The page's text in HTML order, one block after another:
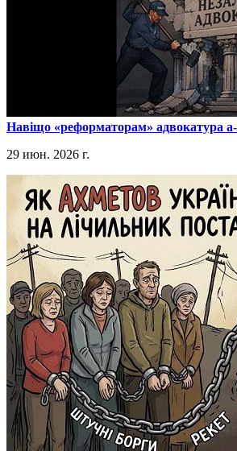
​Навіщо «реформаторам» адвокатура
29 июн. 2026 г.